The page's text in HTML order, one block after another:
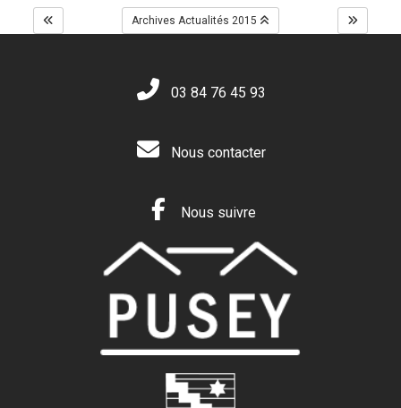
Archives Actualités 2015
03 84 76 45 93
Nous contacter
Nous suivre